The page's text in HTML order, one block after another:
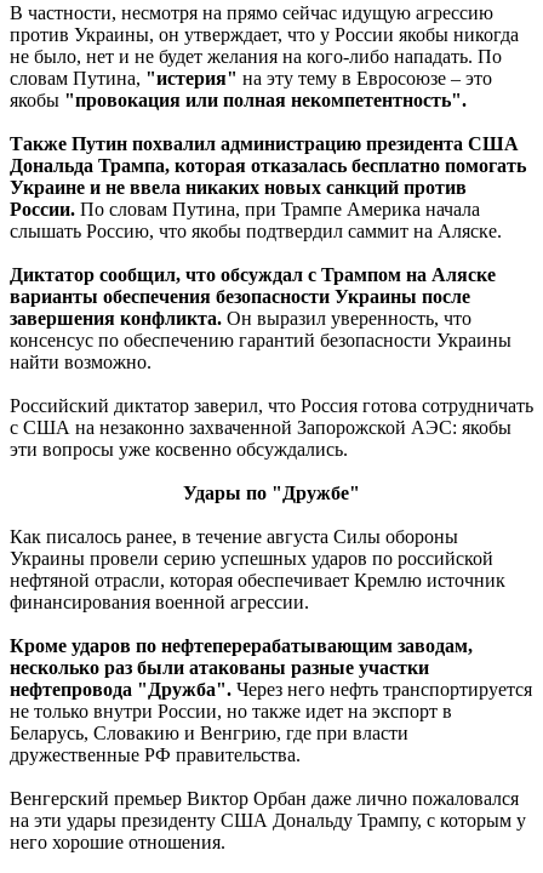
В частности, несмотря на прямо сейчас идущую агрессию
против Украины, он утверждает, что у России якобы никогда
не было, нет и не будет желания на кого-либо нападать. По
словам Путина, "истерия" на эту тему в Евросоюзе – это
якобы "провокация или полная некомпетентность".
Также Путин похвалил администрацию президента США
Дональда Трампа, которая отказалась бесплатно помогать
Украине и не ввела никаких новых санкций против
России. По словам Путина, при Трампе Америка начала
слышать Россию, что якобы подтвердил саммит на Аляске.
Диктатор сообщил, что обсуждал с Трампом на Аляске
варианты обеспечения безопасности Украины после
завершения конфликта. Он выразил уверенность, что
консенсус по обеспечению гарантий безопасности Украины
найти возможно.
Российский диктатор заверил, что Россия готова сотрудничать
с США на незаконно захваченной Запорожской АЭС: якобы
эти вопросы уже косвенно обсуждались.
Удары по "Дружбе"
Как писалось ранее, в течение августа Силы обороны
Украины провели серию успешных ударов по российской
нефтяной отрасли, которая обеспечивает Кремлю источник
финансирования военной агрессии.
Кроме ударов по нефтеперерабатывающим заводам,
несколько раз были атакованы разные участки
нефтепровода "Дружба". Через него нефть транспортируется
не только внутри России, но также идет на экспорт в
Беларусь, Словакию и Венгрию, где при власти
дружественные РФ правительства.
Венгерский премьер Виктор Орбан даже лично пожаловался
на эти удары президенту США Дональду Трампу, с которым у
него хорошие отношения.